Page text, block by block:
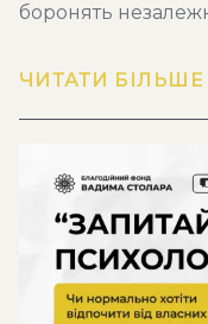
боронять
ЧИТАТИ БІЛЬШЕ